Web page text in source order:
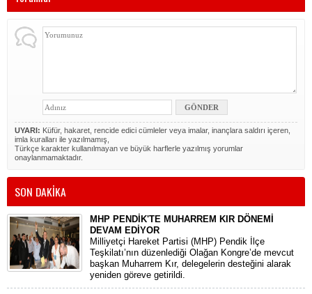
UYARI: Küfür, hakaret, rencide edici cümleler veya imalar, inançlara saldırı içeren,
imla kuralları ile yazılmamış,
Türkçe karakter kullanılmayan ve büyük harflerle yazılmış yorumlar
onaylanmamaktadır.
SON DAKİKA
MHP PENDİK'TE MUHARREM KIR DÖNEMİ
DEVAM EDİYOR
​Milliyetçi Hareket Partisi (MHP) Pendik İlçe
Teşkilatı’nın düzenlediği Olağan Kongre’de mevcut
başkan Muharrem Kır, delegelerin desteğini alarak
yeniden göreve getirildi.